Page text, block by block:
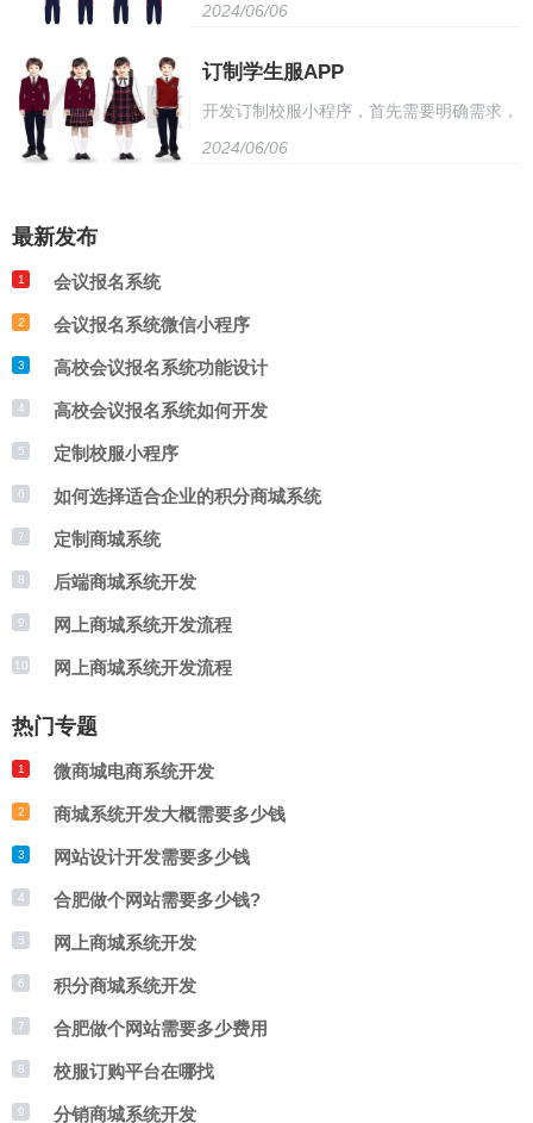
己的积分商城，提高用户活跃度和忠诚度，
可以用于兑换礼品或优惠券，进一步刺激用
户的购买欲望。商城系统积分系统可以提高
注册与登录：用户需注册账号并登录系统。
2. 尺寸选择：提供多种尺寸供用户选择，包
括身高、胸围、肩宽等。 3. 款式定制：用
付方式。 6. 定制进度查询：用户可随时查
询校服定制进度。 7. 售后服务：提供售后
用户可以轻松定制专属订制校服，小程序界
2024/06/06
订制学生服APP
开发订制校服小程序，首先需要明确需求，
包括款式、颜色、尺码等。然后，设计小程
长和供应商建立合作关系，确保订单准确无
2024/06/06
最新发布
1 会议报名系统
2 会议报名系统微信小程序
3 高校会议报名系统功能设计
4 高校会议报名系统如何开发
5 定制校服小程序
6 如何选择适合企业的积分商城系统
7 定制商城系统
8 后端商城系统开发
9 网上商城系统开发流程
10 网上商城系统开发流程
热门专题
1 微商城电商系统开发
2 商城系统开发大概需要多少钱
3 网站设计开发需要多少钱
4 合肥做个网站需要多少钱?
5 网上商城系统开发
6 积分商城系统开发
7 合肥做个网站需要多少费用
8 校服订购平台在哪找
9 分销商城系统开发